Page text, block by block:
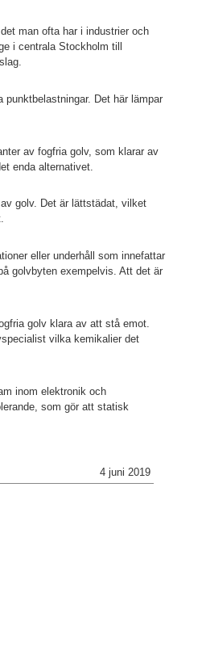
man ofta har i industrier och
i centrala Stockholm till
Det här lämpar
av fogfria golv, som klarar av
enda alternativet.
golv. Det är lättstädat, vilket
eller underhåll som innefattar
golvbyten exempelvis. Att det är
golv klara av att stå emot.
vilka kemikalier det
inom elektronik och
som gör att statisk
4 juni 2019